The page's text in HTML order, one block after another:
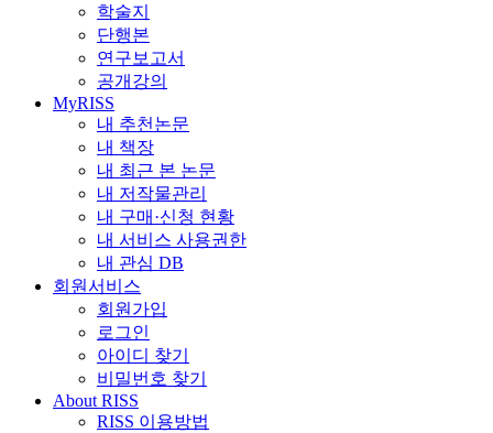
학술지
단행본
연구보고서
공개강의
MyRISS
내 추천논문
내 책장
내 최근 본 논문
내 저작물관리
내 구매·신청 현황
내 서비스 사용권한
내 관심 DB
회원서비스
회원가입
로그인
아이디 찾기
비밀번호 찾기
About RISS
RISS 이용방법